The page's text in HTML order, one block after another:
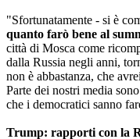
"Sfortunatamente - si è
quanto farò bene al
città di Mosca come
dalla Russia negli anni,
non è abbastanza, che
Parte dei nostri media
che i democratici sanno
Trump: rapporti con la